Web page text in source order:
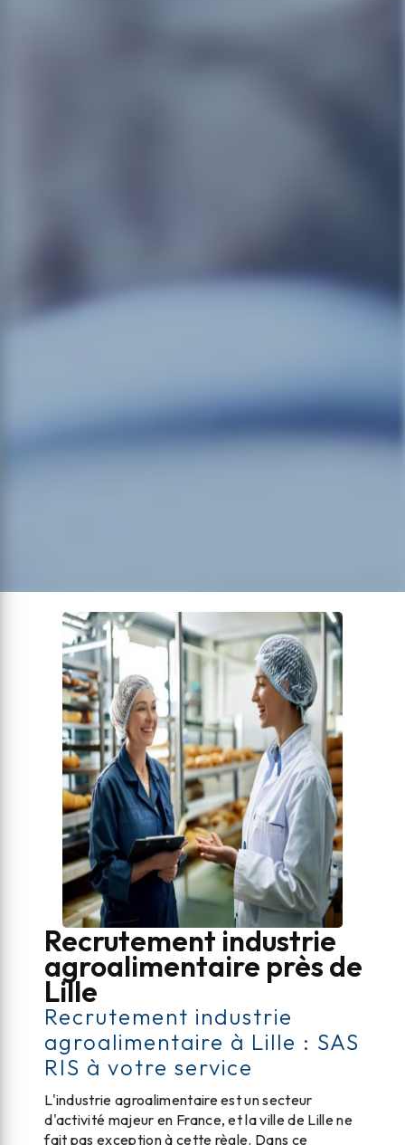
Recrutement industrie
agroalimentaire près de
Lille
Recrutement industrie
agroalimentaire à Lille : SAS
RIS à votre service
L'industrie agroalimentaire est un secteur
d'activité majeur en France, et la ville de Lille ne
fait pas exception à cette règle. Dans ce